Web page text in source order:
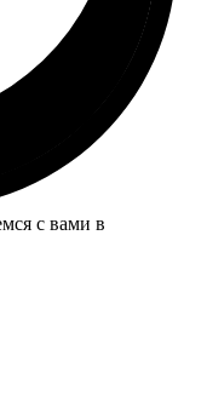
с вами в